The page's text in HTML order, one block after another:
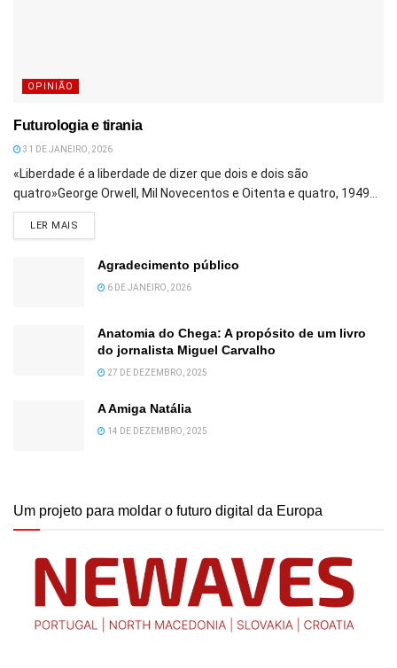
OPINIÃO
Futurologia e tirania
31 DE JANEIRO, 2026
«Liberdade é a liberdade de dizer que dois e dois são
quatro»George Orwell, Mil Novecentos e Oitenta e quatro, 1949...
LER MAIS
Agradecimento público
6 DE JANEIRO, 2026
Anatomia do Chega: A propósito de um livro
do jornalista Miguel Carvalho
27 DE DEZEMBRO, 2025
A Amiga Natália
14 DE DEZEMBRO, 2025
Um projeto para moldar o futuro digital da Europa